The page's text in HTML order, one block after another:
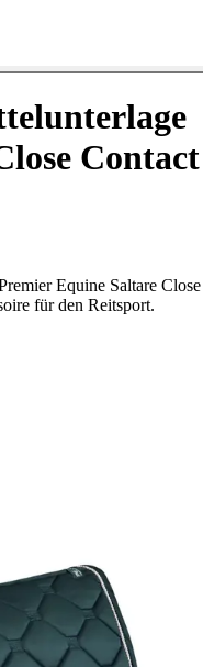
Contact
Equine Saltare Close
für den Reitsport.